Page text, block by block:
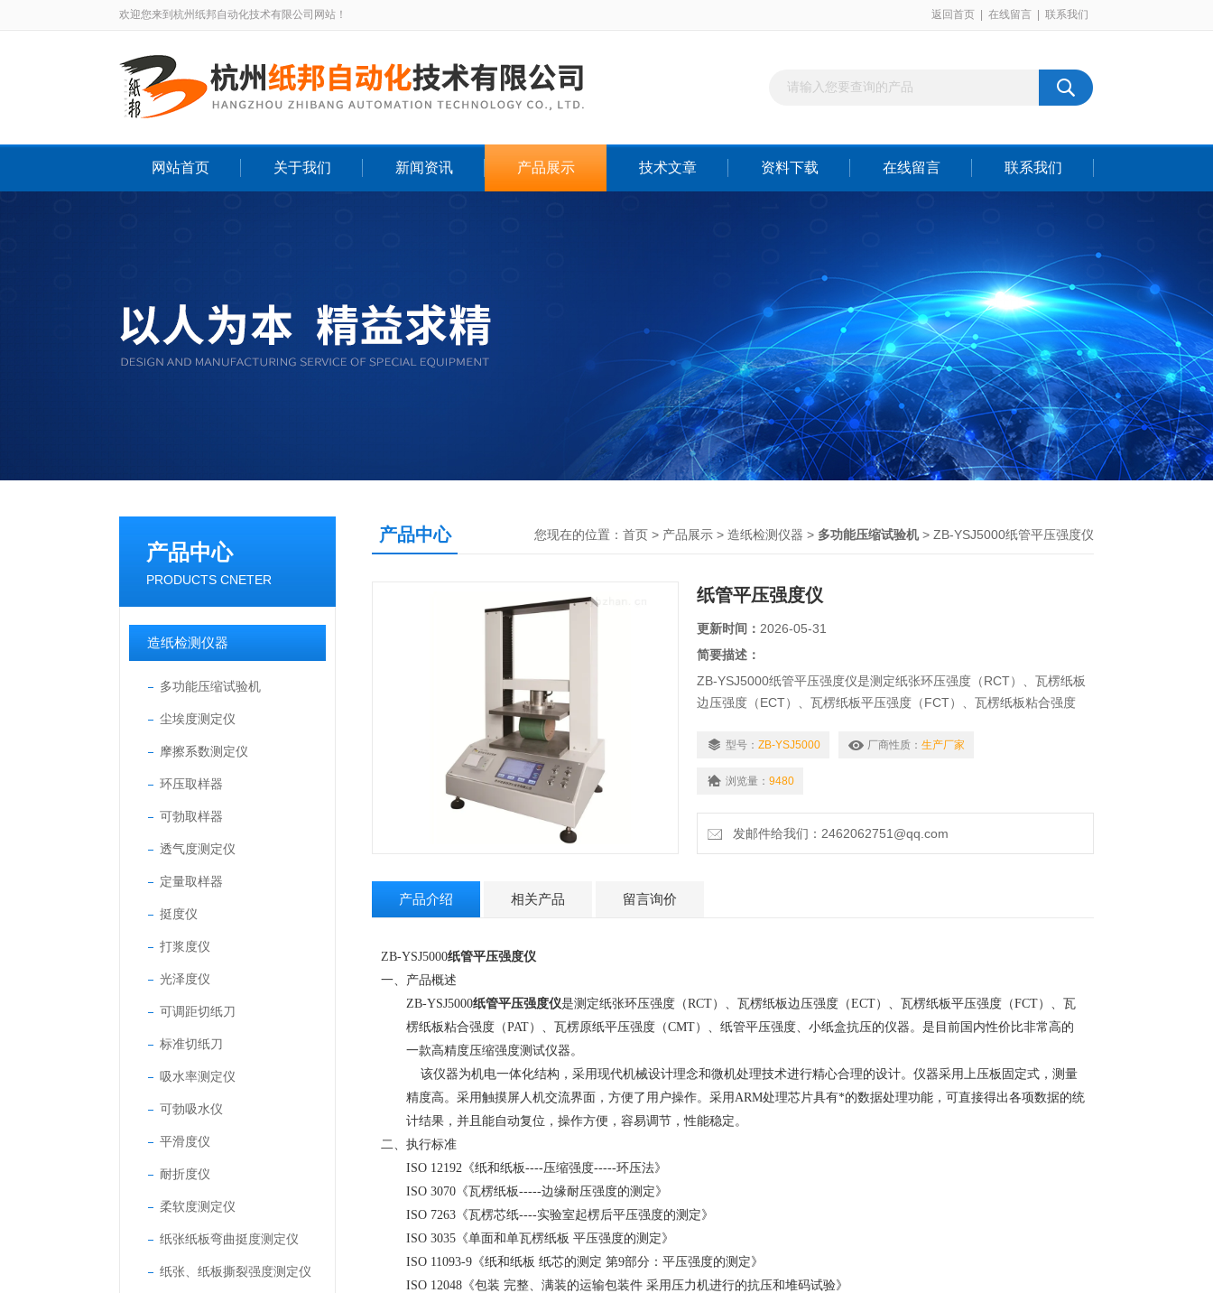
欢迎您来到杭州纸邦自动化技术有限公司网站！ 返回首页 在线留言 联系我们
网站首页 关于我们 新闻资讯 产品展示 技术文章 资料下载 在线留言 联系我们
产品中心
PRODUCTS CNETER
造纸检测仪器
多功能压缩试验机
尘埃度测定仪
摩擦系数测定仪
环压取样器
可勃取样器
透气度测定仪
定量取样器
挺度仪
打浆度仪
光泽度仪
可调距切纸刀
标准切纸刀
吸水率测定仪
可勃吸水仪
平滑度仪
耐折度仪
柔软度测定仪
纸张纸板弯曲挺度测定仪
纸张、纸板撕裂强度测定仪
产品中心 您现在的位置： 首页 > 产品展示 > 造纸检测仪器 > 多功能压缩试验机> ZB-YSJ5000纸管平压强度仪
纸管平压强度仪
更新时间： 2026-05-31
简要描述：
ZB-YSJ5000纸管平压强度仪是测定纸张环压强度（RCT）、瓦楞纸板
边压强度（ECT）、瓦楞纸板平压强度（FCT）、瓦楞纸板粘合强度
仪器。是目前国内性价比非常高的一款高精度压缩强度测试仪器。
型号： ZB-YSJ5000 厂商性质： 生产厂家
浏览量： 9480
发邮件给我们：2462062751@qq.com
产品介绍 相关产品 留言询价
ZB-YSJ5000纸管平压强度仪
一、产品概述
ZB-YSJ5000纸管平压强度仪是测定纸张环压强度（RCT）、瓦楞纸板边压强度（ECT）、瓦楞纸板平压强度（FCT）、瓦
楞纸板粘合强度（PAT）、瓦楞原纸平压强度（CMT）、纸管平压强度、小纸盒抗压的仪器。是目前国内性价比非常高的
一款高精度压缩强度测试仪器。
该仪器为机电一体化结构，采用现代机械设计理念和微机处理技术进行精心合理的设计。仪器采用上压板固定式，测量
精度高。采用触摸屏人机交流界面，方便了用户操作。采用ARM处理芯片具有*的数据处理功能，可直接得出各项数据的统
计结果，并且能自动复位，操作方便，容易调节，性能稳定。
二、执行标准
ISO 12192《纸和纸板----压缩强度-----环压法》
ISO 3070《瓦楞纸板-----边缘耐压强度的测定》
ISO 7263《瓦楞芯纸----实验室起楞后平压强度的测定》
ISO 3035《单面和单瓦楞纸板 平压强度的测定》
ISO 11093-9《纸和纸板 纸芯的测定 第9部分：平压强度的测定》
ISO 12048 《包装 完整、满装的运输包装件 采用压力机进行的抗压和堆码试验》